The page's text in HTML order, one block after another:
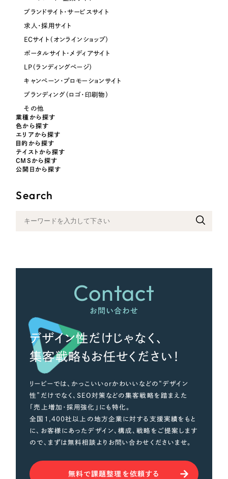
オレンジ・橙色
イエロー・黄色
グリーン・緑色
ブルー・青色
パープル・紫色
ピンク・桃色
カラフル・多色
その他
ブランドサイト・サービスサイト
求人・採用サイト
ECサイト（オンラインショップ）
ポータルサイト・メディアサイト
LP（ランディングページ）
キャンペーン・プロモーションサイト
ブランディング（ロゴ・印刷物）
その他
業種から探す
色から探す
エリアから探す
目的から探す
テイストから探す
CMSから探す
公開日から探す
Search
Contact
お問い合わせ
デザイン性だけじゃなく、
集客戦略もお任せください！
リーピーでは、かっこいいorかわいいなどの“デザイン
性”だけでなく、SEO対策などの集客戦略を踏まえた
「売上増加・採用強化」にも特化。
全国1,400社以上の地方企業に対する支援実績をもと
に、お客様にあったデザイン、構成、戦略をご提案します
ので、まずは無料相談よりお問い合わせくださいませ。
無料で課題整理を依頼する